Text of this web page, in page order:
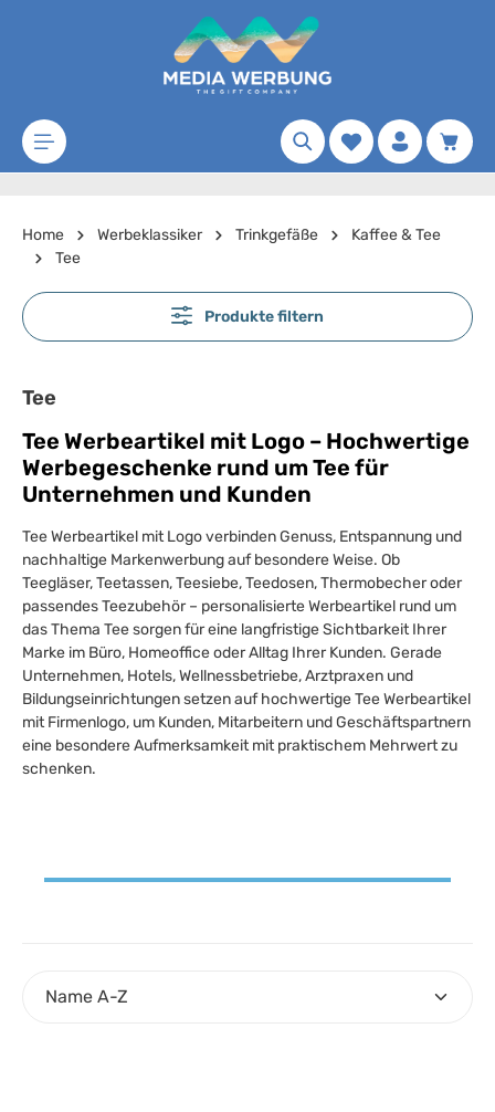
Zum Hauptinhalt springen
Merkzettel
Home Werbeklassiker Trinkgefäße
Kaffee & Tee
Tee
Produkte filtern
Tee
Tee Werbeartikel mit Logo – Hochwertige
Werbegeschenke rund um Tee für
Unternehmen und Kunden
Tee Werbeartikel mit Logo verbinden Genuss, Entspannung und
nachhaltige Markenwerbung auf besondere Weise. Ob
Teegläser, Teetassen, Teesiebe, Teedosen, Thermobecher oder
passendes Teezubehör – personalisierte Werbeartikel rund um
das Thema Tee sorgen für eine langfristige Sichtbarkeit Ihrer
Marke im Büro, Homeoffice oder Alltag Ihrer Kunden. Gerade
Unternehmen, Hotels, Wellnessbetriebe, Arztpraxen und
Bildungseinrichtungen setzen auf hochwertige Tee Werbeartikel
mit Firmenlogo, um Kunden, Mitarbeitern und Geschäftspartnern
eine besondere Aufmerksamkeit mit praktischem Mehrwert zu
schenken.